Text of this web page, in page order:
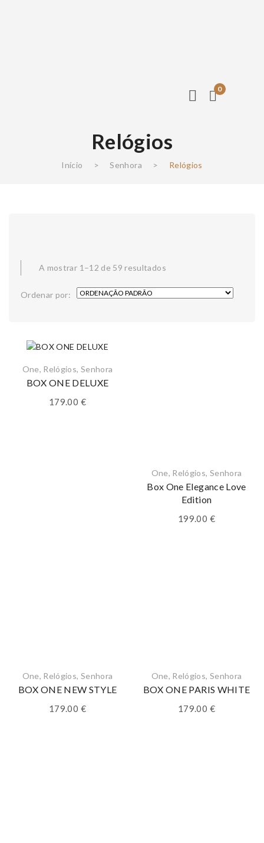
0
Relógios
Início > Senhora > Relógios
A mostrar 1–12 de 59 resultados
Ordenar por:
One, Relógios, Senhora
BOX ONE DELUXE
179.00 €
One, Relógios, Senhora
Box One Elegance Love
Edition
199.00 €
One, Relógios, Senhora
BOX ONE NEW STYLE
179.00 €
One, Relógios, Senhora
BOX ONE PARIS WHITE
179.00 €